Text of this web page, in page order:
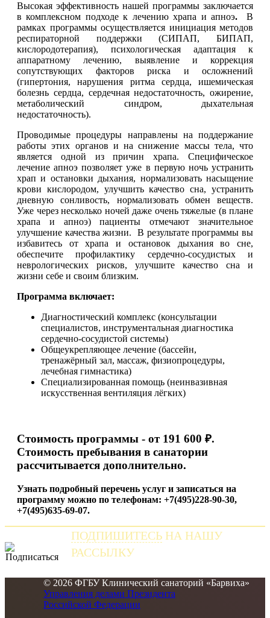
Высокая эффективность нашей программы заключается
в комплексном подходе к лечению храпа и апноэ.
В
рамках программы осуществляется инициация методов
респираторной поддержки (СИПАП, БИПАП,
кислородотерапия), психологическая адаптация к
аппаратному лечению, выявление и коррекция
сопутствующих факторов риска и осложнений
(гипертония, нарушения ритма сердца, ишемическая
болезнь сердца, сердечная недостаточность, ожирение,
метаболический синдром, дыхательная
недостаточность).
Проводимые процедуры направлены на поддержание
работы этих органов и на снижение массы тела, что
является одной из причин храпа. Специфическое
лечение апноэ позволяет уже в первую ночь устранить
храп и остановки дыхания, нормализовать насыщение
крови кислородом, улучшить качество сна, устранить
дневную сонливость, нормализовать обмен веществ.
Уже через несколько ночей даже очень тяжелые (в плане
храпа и апноэ) пациенты отмечают значительное
улучшение качества жизни. В результате программы вы
избавитесь от храпа и остановок дыхания во сне,
обеспечите профилактику сердечно-сосудистых и
неврологических рисков, улучшите качество сна и
жизни себе и своим близким.
Программа включает:
Диагностический комплекс (консультации
специалистов, инструментальная диагностика
сердечно-сосудистой системы)
Общеукрепляющее лечение (бассейн,
тренажёрный зал, массаж, физиопроцедуры,
лечебная гимнастика)
Специализированная помощь (неинвазивная
искусственная вентиляция лёгких)
Стоимость программы - от 191 600 ₽.
Стоимость пребывания в санатории
рассчитывается дополнительно.
Узнать подробный перечень услуг и записаться на
программу можно по телефонам: +7(495)228-90-30,
+7(495)635-69-07.
ПОДПИШИТЕСЬ НА НАШУ
РАССЫЛКУ
© 2026 ФГБУ Клинический санаторий «Барвиха»
Управления делами Президента
Российской Федерации